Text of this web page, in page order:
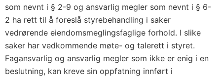
som nevnt i § 2-9 og ansvarlig megler som nevnt i § 6-
2 ha rett til å foreslå styre­behandling i saker
vedrørende eiendomsmeglingsfaglige forhold. I slike
saker har vedkommende møte- og talerett i styret.
Fagansvarlig og ansvarlig megler som ikke er enig i en
beslutning, kan kreve sin oppfatning innført i